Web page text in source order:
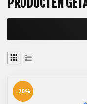
PRODUCTEN
-20%